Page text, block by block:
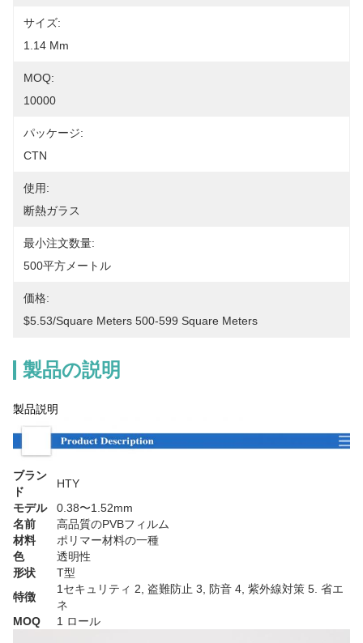
サイズ:
1.14 Mm
MOQ:
10000
パッケージ:
CTN
使用:
断熱ガラス
最小注文数量:
500平方メートル
価格:
$5.53/square Meters 500-599 Square Meters
製品の説明
製品説明
ブラン
ド
HTY
モデル
0.38〜1.52mm
名前
高品質のPVBフィルム
材料
ポリマー材料の一種
色
透明性
形状
T型
特徴
1セキュリティ 2, 盗難防止 3, 防音 4, 紫外線対策 5. 省エ
ネ
MOQ
1 ロール